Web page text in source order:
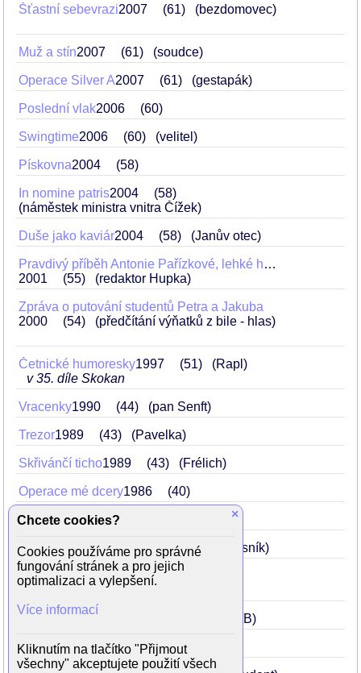
Šťastní sebevrazi2007 61 (bezdomovec)
Muž a stín2007 61 (soudce)
Operace Silver A2007 61 (gestapák)
Poslední vlak2006 60
Swingtime2006 60 (velitel)
Pískovna2004 58
In nomine patris2004
58
(náměstek ministra vnitra Čížek)
Duše jako kaviár2004 58 (Janův otec)
Pravdivý příběh Antonie Pařízkové, lehké holky s dobrým srdcem
2001
55 (redaktor Hupka)
Zpráva o putování studentů Petra a Jakuba
2000
54 (předčítání výňatků z bile - hlas)
Četnické humoresky1997 51
(Rapl)
v 35. díle Skokan
Vracenky1990 44 (pan Senft)
Trezor1989 43 (Pavelka)
Skřivánčí ticho1989 43 (Frélich)
Operace mé dcery1986 40
Až do konce1984
O Honzovi a Barušce1977 31 (chasník)
Honza a Růžová panenka
(Honza)
Kvočny a král1974 (příslušník VB)
Zlá noc1973 27 (Honza Semerád)
×
Chcete cookies?
Cookies používáme pro správné
fungování stránek a pro jejich
optimalizaci a vylepšení.
Více informací
Kliknutím na tlačítko "Přijmout
všechny" akceptujete použití všech